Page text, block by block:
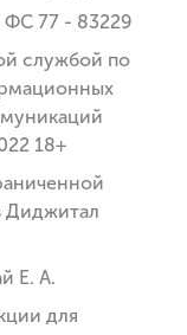
77 - 83229
службой по
18+
Диджитал
Е. А.
для